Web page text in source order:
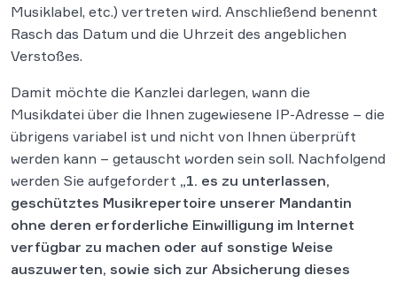
Musiklabel, etc.) vertreten wird. Anschließend benennt
Rasch das Datum und die Uhrzeit des angeblichen
Verstoßes.
Damit möchte die Kanzlei darlegen, wann die
Musikdatei über die Ihnen zugewiesene IP-Adresse – die
übrigens variabel ist und nicht von Ihnen überprüft
werden kann – getauscht worden sein soll. Nachfolgend
werden Sie aufgefordert „1. es zu unterlassen,
geschütztes Musikrepertoire unserer Mandantin
ohne deren erforderliche Einwilligung im Internet
verfügbar zu machen oder auf sonstige Weise
auszuwerten, sowie sich zur Absicherung dieses